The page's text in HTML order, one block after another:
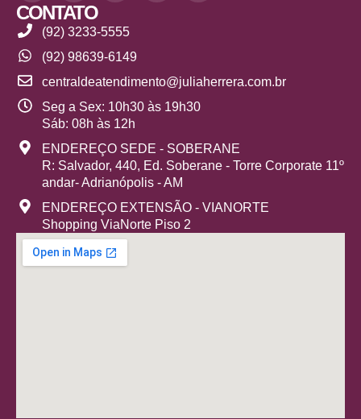
CONTATO
(92) 3233-5555
(92) 98639-6149
centraldeatendimento@juliaherrera.com.br
Seg a Sex: 10h30 às 19h30
Sáb: 08h às 12h
ENDEREÇO SEDE - SOBERANE
R: Salvador, 440, Ed. Soberane - Torre Corporate 11º
andar- Adrianópolis - AM
ENDEREÇO EXTENSÃO - VIANORTE
Shopping ViaNorte Piso 2